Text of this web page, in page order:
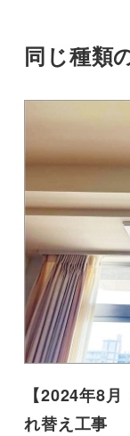
同じ種類
【2024年8
れ替え工事